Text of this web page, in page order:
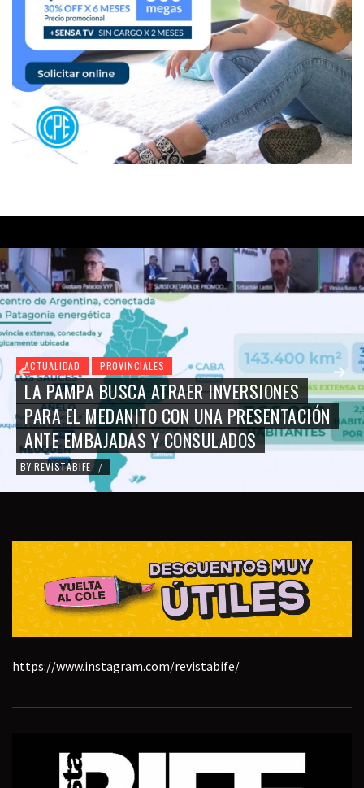
ACTUALIDAD PROVINCIALES
LA PAMPA BUSCA ATRAER INVERSIONES
PARA EL MEDANITO CON UNA PRESENTACIÓN
ANTE EMBAJADAS Y CONSULADOS
BY REVISTABIFE /
https://www.instagram.com/revistabife/